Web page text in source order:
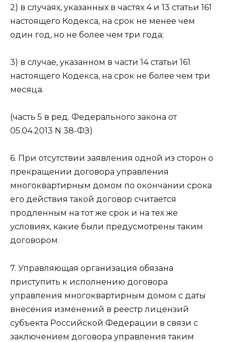
2) в случаях, указанных в частях 4 и 13 статьи 161
настоящего Кодекса, на срок не менее чем
один год, но не более чем три года;
3) в случае, указанном в части 14 статьи 161
настоящего Кодекса, на срок не более чем три
месяца.
(часть 5 в ред. Федерального закона от
05.04.2013 N 38-ФЗ)
6. При отсутствии заявления одной из сторон о
прекращении договора управления
многоквартирным домом по окончании срока
его действия такой договор считается
продленным на тот же срок и на тех же
условиях, какие были предусмотрены таким
договором.
7. Управляющая организация обязана
приступить к исполнению договора
управления многоквартирным домом с даты
внесения изменений в реестр лицензий
субъекта Российской Федерации в связи с
заключением договора управления таким